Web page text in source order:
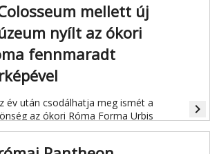
mellett új
nyílt az ókori
fennmaradt
év után csodálhatja meg ismét a
az ókori Róma Forma Urbis
ismert térképet.
navigate_next